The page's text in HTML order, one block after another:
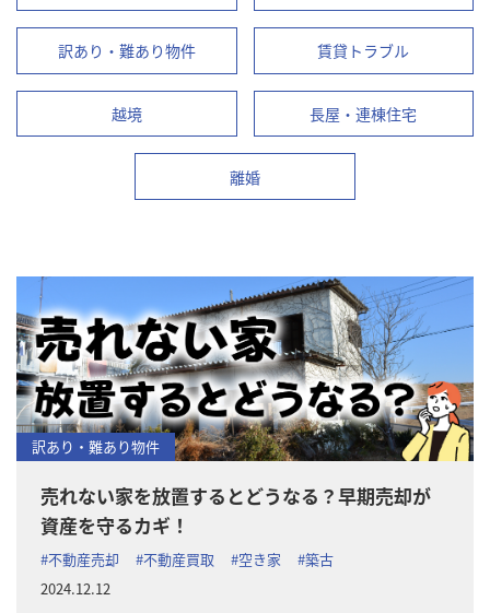
訳あり・難あり物件 賃貸トラブル
越境 長屋・連棟住宅
離婚
訳あり・難あり物件
売れない家を放置するとどうなる？早期売却が
資産を守るカギ！
#不動産売却 #不動産買取 #空き家
#築古
2024.12.12